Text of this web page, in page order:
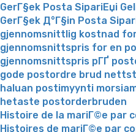
GerГ§ek Posta SipariЕџi
GerГ§ek Д°Г§in Posta
gjennomsnittlig kostnad
gjennomsnittspris for en
gjennomsnittspris pГҐ
gode postordre brud
haluan postimyynti
hetaste postorderbruden
Histoire de la mariГ©e par
Histoires de mariГ©e par